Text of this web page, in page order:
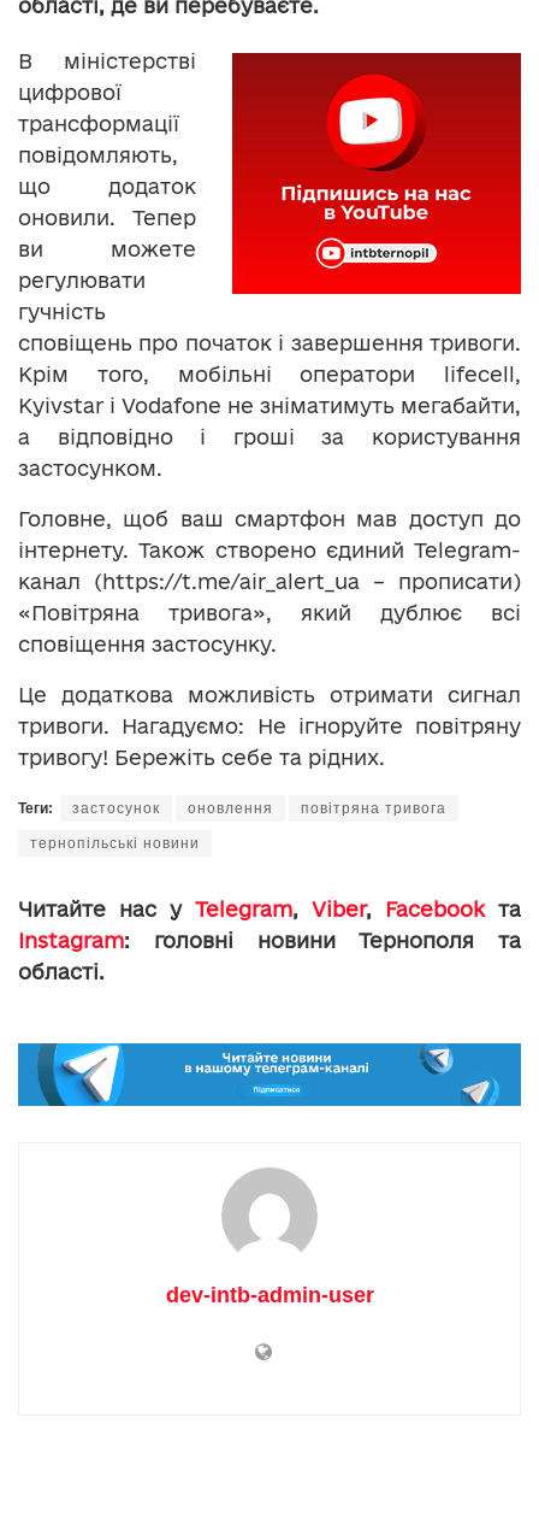
області, де ви перебуваєте.
В міністерстві
цифрової
трансформації
повідомляють,
що додаток
оновили. Тепер
ви можете
регулювати
гучність
сповіщень про початок і завершення тривоги.
Крім того, мобільні оператори lifecell,
Kyivstar і Vodafone не зніматимуть мегабайти,
а відповідно і гроші за користування
застосунком.
Головне, щоб ваш смартфон мав доступ до
інтернету. Також створено єдиний Telegram-
канал (https://t.me/air_alert_ua – прописати)
«Повітряна тривога», який дублює всі
сповіщення застосунку.
Це додаткова можливість отримати сигнал
тривоги. Нагадуємо: Не ігноруйте повітряну
тривогу! Бережіть себе та рідних.
Теги: застосунок оновлення повітряна тривога
тернопільські новини
Читайте нас у Telegram, Viber, Facebookта
Instagram: головні новини Тернополя та
області.
dev-intb-admin-user